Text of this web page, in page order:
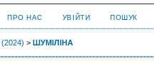
ПРО НАС УВІЙТИ ПОШУК
> ШУМІЛІНА